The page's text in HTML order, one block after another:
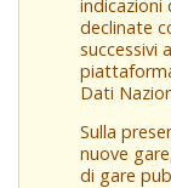
indicazioni
declinate
successivi
Dati
Sulla
nuove
di gare